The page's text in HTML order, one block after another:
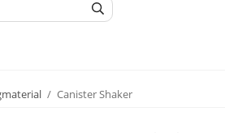
/ Canister Shaker